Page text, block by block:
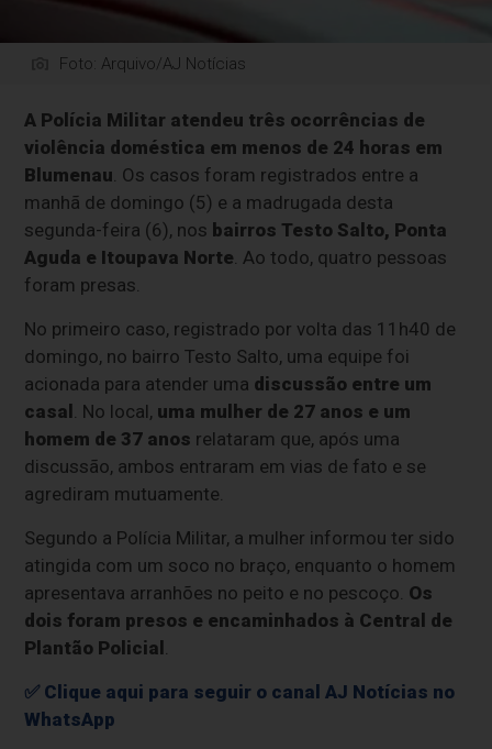
Foto: Arquivo/AJ Notícias
A Polícia Militar atendeu três ocorrências de
violência doméstica em menos de 24 horas em
Blumenau . Os casos foram registrados entre a
manhã de domingo (5) e a madrugada desta
segunda-feira (6), nos bairros Testo Salto, Ponta
Aguda e Itoupava Norte . Ao todo, quatro pessoas
foram presas.
No primeiro caso, registrado por volta das 11h40 de
domingo, no bairro Testo Salto, uma equipe foi
acionada para atender uma discussão entre um
casal . No local, uma mulher de 27 anos e um
homem de 37 anos relataram que, após uma
discussão, ambos entraram em vias de fato e se
agrediram mutuamente.
Segundo a Polícia Militar, a mulher informou ter sido
atingida com um soco no braço, enquanto o homem
apresentava arranhões no peito e no pescoço. Os
dois foram presos e encaminhados à Central de
Plantão Policial
✅ Clique aqui para seguir o canal AJ Notícias no
WhatsApp